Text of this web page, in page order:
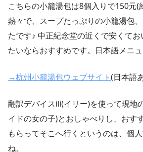
こちらの小籠湯包は8個入りで150元(
熱々で、スープたっぷりの小籠湯包
たです♪ 中正紀念堂の近くで安くて
たいならおすすめです。日本語メニュ
→杭州小籠湯包ウェブサイト(日本語
翻訳デバイスili(イリー)を使って現地
イドの女の子)とおしゃべりし、おす
もらってそこへ行くというのは、個
ね。